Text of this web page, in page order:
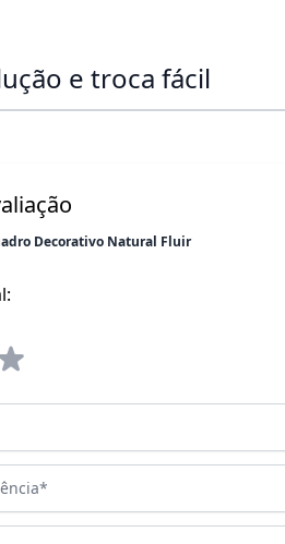
e troca fácil
Decorativo Natural Fluir